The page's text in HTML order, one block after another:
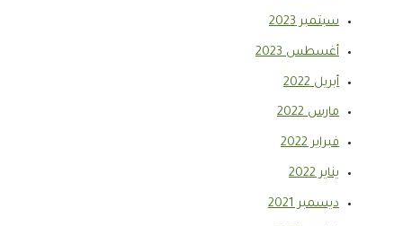
سبتمبر 2023
أغسطس 2023
أبريل 2022
مارس 2022
فبراير 2022
يناير 2022
ديسمبر 2021